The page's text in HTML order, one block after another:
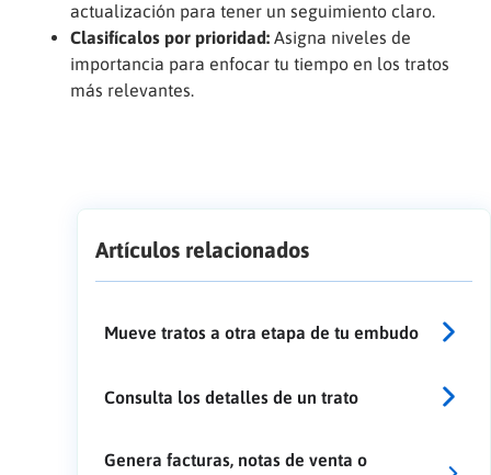
actualización para tener un seguimiento claro.
Clasifícalos por prioridad: Asigna niveles de
importancia para enfocar tu tiempo en los tratos
más relevantes.
Artículos relacionados
Mueve tratos a otra etapa de tu embudo
Consulta los detalles de un trato
Genera facturas, notas de venta o